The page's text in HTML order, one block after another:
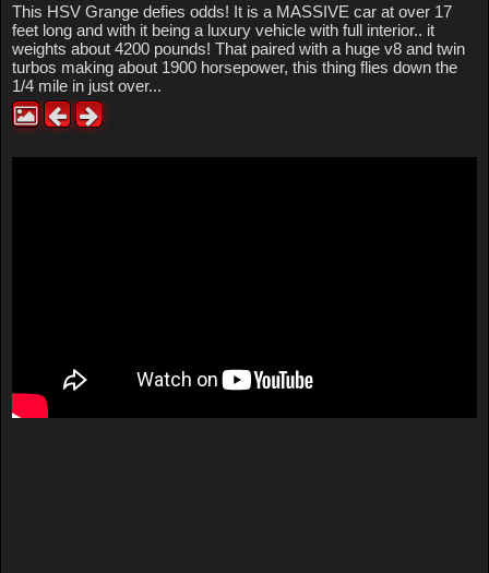
This HSV Grange defies odds! It is a MASSIVE car at over 17
feet long and with it being a luxury vehicle with full interior.. it
weights about 4200 pounds! That paired with a huge v8 and twin
turbos making about 1900 horsepower, this thing flies down the
1/4 mile in just over...